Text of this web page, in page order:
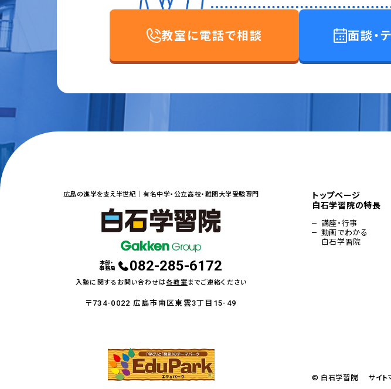
教室に電話で相談 面談・
広島の進学を支え半世紀｜有名中学・公立高校・難関大学受験専門
本部・
事務局
082-285-6172
入塾に関するお問い合わせは各教室までご連絡ください
〒734-0022 広島市南区東雲3丁目15-49
トップページ
白石学習院の特長
講座・行事
動画でわかる
白石学習院
© 白石学習院 サイト